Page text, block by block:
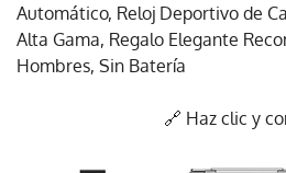
Automático, Reloj Deportivo de
Alta Gama, Regalo Elegante
Hombres, Sin Batería
🔗 Haz clic y